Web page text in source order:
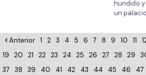
hundido
un
Anterior 1 2 3 4 5 6 7 8 9 10 11
19
20 21 22 23 24 25 26 27 28 29
37
38 39 40 41 42 43 44 45 46 47